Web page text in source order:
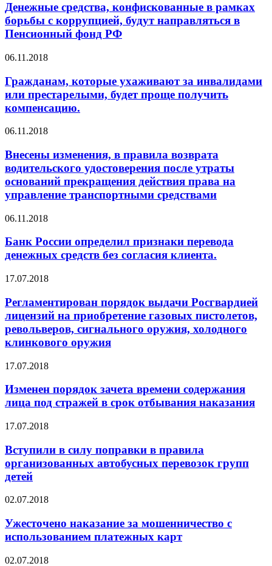
Денежные средства, конфискованные в рамках
борьбы с коррупцией, будут направляться в
Пенсионный фонд РФ
06.11.2018
Гражданам, которые ухаживают за инвалидами
или престарелыми, будет проще получить
компенсацию.
06.11.2018
Внесены изменения, в правила возврата
водительского удостоверения после утраты
оснований прекращения действия права на
управление транспортными средствами
06.11.2018
Банк России определил признаки перевода
денежных средств без согласия клиента.
17.07.2018
Регламентирован порядок выдачи Росгвардией
лицензий на приобретение газовых пистолетов,
револьверов, сигнального оружия, холодного
клинкового оружия
17.07.2018
Изменен порядок зачета времени содержания
лица под стражей в срок отбывания наказания
17.07.2018
Вступили в силу поправки в правила
организованных автобусных перевозок групп
детей
02.07.2018
Ужесточено наказание за мошенничество с
использованием платежных карт
02.07.2018